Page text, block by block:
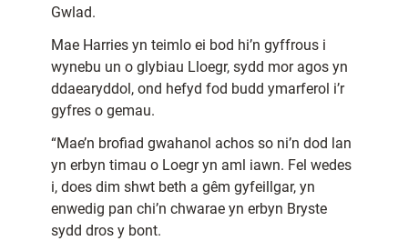
Gwlad.
Mae Harries yn teimlo ei bod hi’n gyffrous i
wynebu un o glybiau Lloegr, sydd mor agos yn
ddaearyddol, ond hefyd fod budd ymarferol i’r
gyfres o gemau.
“Mae’n brofiad gwahanol achos so ni’n dod lan
yn erbyn timau o Loegr yn aml iawn. Fel wedes
i, does dim shwt beth a gêm gyfeillgar, yn
enwedig pan chi’n chwarae yn erbyn Bryste
sydd dros y bont.